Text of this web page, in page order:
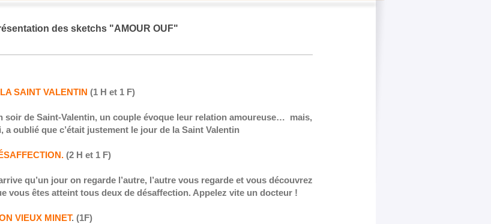
des sketchs "AMOUR OUF"
SAINT VALENTIN (1 H et 1 F)
soir de Saint-Valentin, un couple évoque leur relation amoureuse… mais,
a oublié que c’était justement le jour de la Saint Valentin
(2 H et 1 F)
qu’un jour on regarde l’autre, l’autre vous regarde et vous découvrez
vous êtes atteint tous deux de désaffection. Appelez vite un docteur !
VIEUX MINET. (1F)